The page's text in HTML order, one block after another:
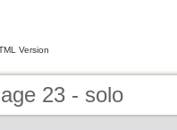
Version
23 - solo